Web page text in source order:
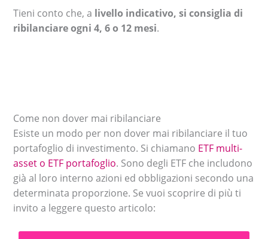
Tieni conto che, a livello indicativo, si consiglia di
ribilanciare ogni 4, 6 o 12 mesi.
Come non dover mai ribilanciare
Esiste un modo per non dover mai ribilanciare il tuo
portafoglio di investimento. Si chiamano ETF multi-
asset o ETF portafoglio. Sono degli ETF che includono
già al loro interno azioni ed obbligazioni secondo una
determinata proporzione. Se vuoi scoprire di più ti
invito a leggere questo articolo: